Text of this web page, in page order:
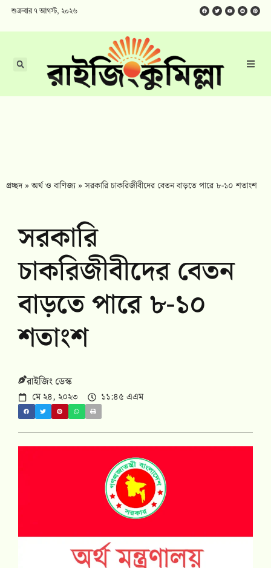
শুক্রবার ৭ আগস্ট, ২০২৬
প্রচ্ছদ»অর্থ ও বাণিজ্য»সরকারি চাকরিজীবীদের বেতন বাড়তে পারে ৮-১০ শতাংশ
সরকারি
চাকরিজীবীদের বেতন
বাড়তে পারে ৮-১০
শতাংশ
রাইজিং ডেস্ক
মে ২৪, ২০২৩ ১১:৪৫ এএম